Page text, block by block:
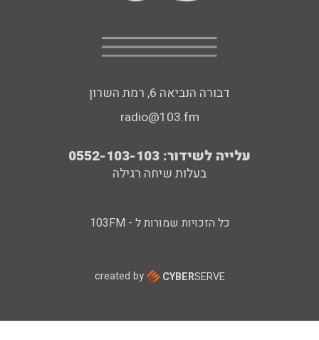
דבורה הנביאה 6, רמת השרון
radio@103.fm
עלייה לשידור: 0552-103-103
בעלות שיחה רגילה
כל הזכויות שמורות ל - 103FM
created by CYBERSERVE